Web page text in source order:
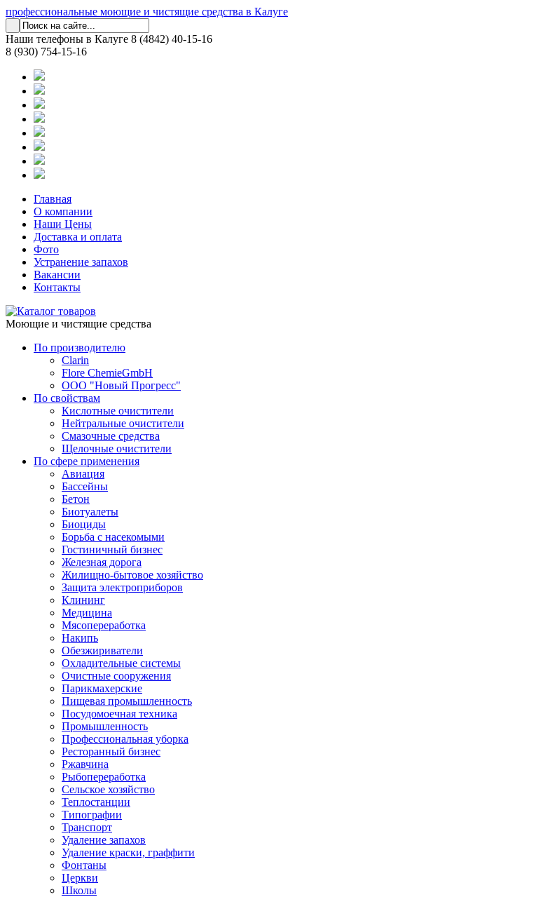
профессиональные моющие и чистящие средства в Калуге
Наши телефоны в Калуге 8 (4842) 40-15-16
8 (930) 754-15-16
Главная
О компании
Наши Цены
Доставка и оплата
Фото
Устранение запахов
Вакансии
Контакты
Моющие и чистящие средства
По производителю
Clarin
Flore ChemieGmbH
ООО "Новый Прогресс"
По свойствам
Кислотные очистители
Нейтральные очистители
Смазочные средства
Щелочные очистители
По сфере применения
Авиация
Бассейны
Бетон
Биотуалеты
Биоциды
Борьба с насекомыми
Гостиничный бизнес
Железная дорога
Жилищно-бытовое хозяйство
Защита электроприборов
Клининг
Медицина
Мясопереработка
Накипь
Обезжириватели
Охладительные системы
Очистные сооружения
Парикмахерские
Пищевая промышленность
Посудомоечная техника
Промышленность
Профессиональная уборка
Ресторанный бизнес
Ржавчина
Рыбопереработка
Сельское хозяйство
Теплостанции
Типографии
Транспорт
Удаление запахов
Удаление краски, граффити
Фонтаны
Церкви
Школы